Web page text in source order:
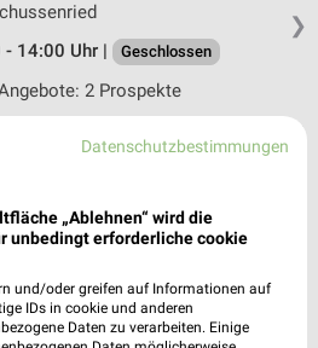
❯
14:00 Uhr |
Geschlossen
2 Prospekte
39
- 15:00 Uhr |
1 Prospekt
Datenschutzbestimmungen
„Ablehnen“ wird die
unbedingt erforderliche cookie
und/oder greifen auf Informationen auf
IDs in cookie und anderen
Daten zu verarbeiten. Einige